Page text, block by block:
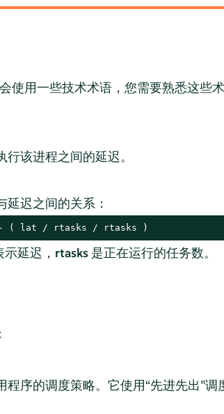
使用一些技术术语，您需要熟悉这些
该进程之间的延迟。
迟之间的关系：
( lat / rtasks / rtasks )
示延迟， rtasks是正在运行的任务数。
序的调度策略。它使用“先进先出”调